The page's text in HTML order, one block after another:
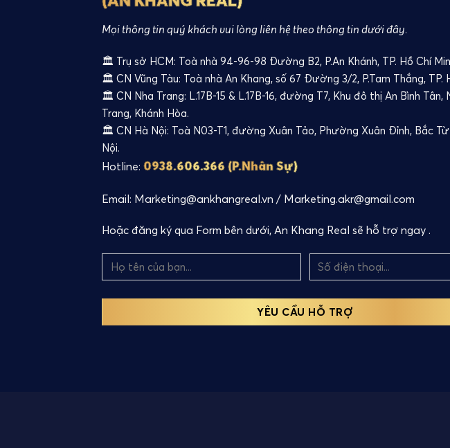
Mọi thông tin quý khách vui lòng liên hệ theo thông tin dưới đây.
🏛️ Trụ sở HCM: Toà nhà 94-96-98 Đường B2, P.An Khánh, TP. Hồ Chí
🏛️ CN Vũng Tàu: Toà nhà An Khang, số 67 Đường 3/2, P.Tam Thắng, TP.
🏛️ CN Nha Trang: L.17B-15 & L.17B-16, đường T7, Khu đô thị An Bình Tân,
Trang, Khánh Hòa.
🏛️ CN Hà Nội: Toà N03-T1, đường Xuân Tảo, Phường Xuân Đỉnh, Bắc
Nội.
Hotline: 0938.606.366 (P.Nhân Sự)
Email: Marketing@ankhangreal.vn / Marketing.akr@gmail.com
Hoặc đăng ký qua Form bên dưới, An Khang Real sẽ hỗ trợ ngay .